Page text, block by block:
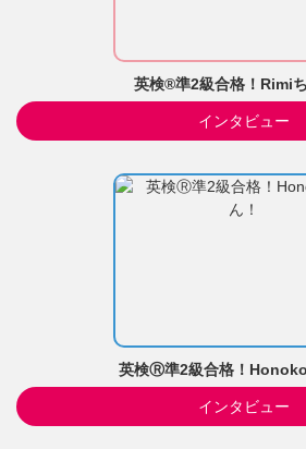
英検®準2級合格！Rimi
インタビュー
英検Ⓡ準2級合格！Honoko
インタビュー